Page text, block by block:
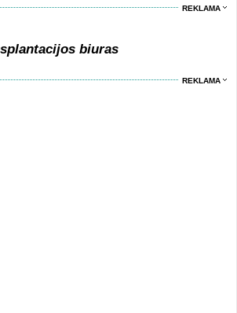
REKLAMA
biuras
REKLAMA